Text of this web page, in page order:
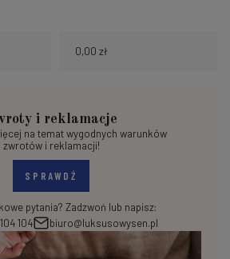
0,00 zł
i reklamacje
na temat wygodnych warunków
zwrotów i reklamacji!
SPRAWDŹ
pytania? Zadzwoń lub napisz:
104
biuro@luksusowysen.pl